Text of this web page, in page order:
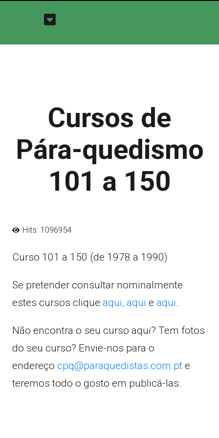
Cursos de
Pára-quedismo
101 a 150
Hits: 1096954
Curso 101 a 150 (de 1978 a 1990)
Se pretender consultar nominalmente
estes cursos clique aqui, aqui e aqui.
Não encontra o seu curso aqui? Tem fotos
do seu curso? Envie-nos para o
endereço cpq@paraquedistas.com.pt e
teremos todo o gosto em publicá-las.